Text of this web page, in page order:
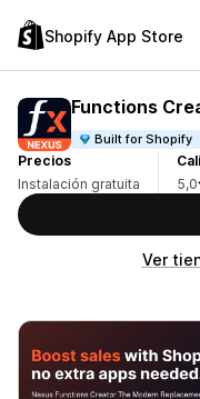
Shopify App Store
Functions
Built for Shopify
Precios
Instalación gratuita
5,0
Ver